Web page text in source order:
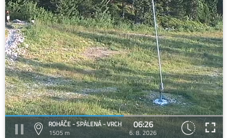
ROHÁČE - SPÁLENÁ - VRCH
1505 m
06:26
6. 8. 2026